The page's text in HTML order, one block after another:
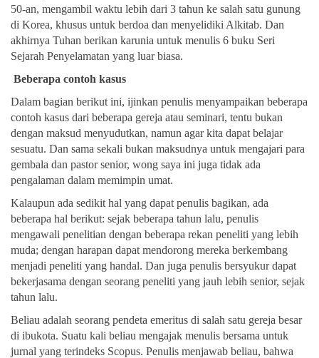
50-an, mengambil waktu lebih dari 3 tahun ke salah satu gunung
di Korea, khusus untuk berdoa dan menyelidiki Alkitab. Dan
akhirnya Tuhan berikan karunia untuk menulis 6 buku Seri
Sejarah Penyelamatan yang luar biasa.
Beberapa contoh kasus
Dalam bagian berikut ini, ijinkan penulis menyampaikan beberapa
contoh kasus dari beberapa gereja atau seminari, tentu bukan
dengan maksud menyudutkan, namun agar kita dapat belajar
sesuatu. Dan sama sekali bukan maksudnya untuk mengajari para
gembala dan pastor senior, wong saya ini juga tidak ada
pengalaman dalam memimpin umat.
Kalaupun ada sedikit hal yang dapat penulis bagikan, ada
beberapa hal berikut: sejak beberapa tahun lalu, penulis
mengawali penelitian dengan beberapa rekan peneliti yang lebih
muda; dengan harapan dapat mendorong mereka berkembang
menjadi peneliti yang handal. Dan juga penulis bersyukur dapat
bekerjasama dengan seorang peneliti yang jauh lebih senior, sejak
tahun lalu.
Beliau adalah seorang pendeta emeritus di salah satu gereja besar
di ibukota. Suatu kali beliau mengajak menulis bersama untuk
jurnal yang terindeks Scopus. Penulis menjawab beliau, bahwa